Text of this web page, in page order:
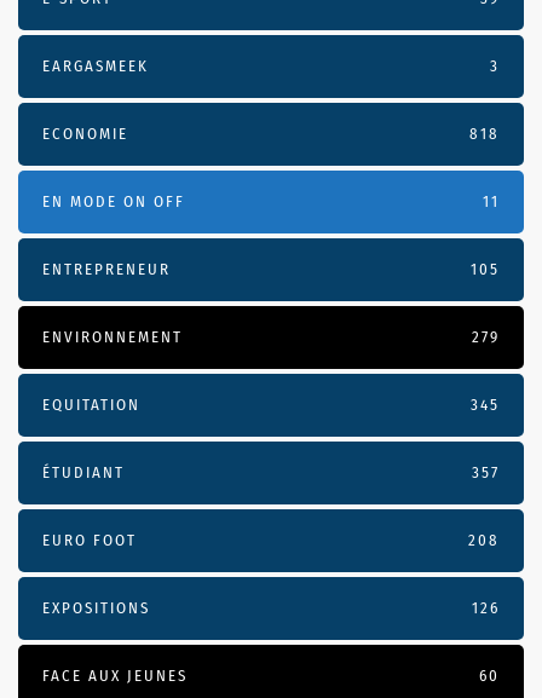
EARGASMEEK 3
ECONOMIE 818
EN MODE ON OFF 11
ENTREPRENEUR 105
ENVIRONNEMENT 279
EQUITATION 345
ÉTUDIANT 357
EURO FOOT 208
EXPOSITIONS 126
FACE AUX JEUNES 60